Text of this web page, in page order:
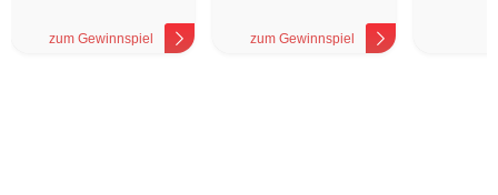
zum Gewinnspiel zum Gewinnspiel